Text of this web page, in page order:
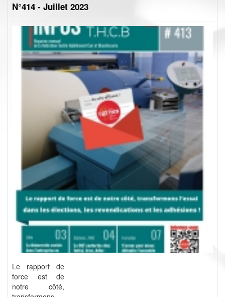
N°414 - Juillet 2023
Le rapport de
force est de
notre côté,